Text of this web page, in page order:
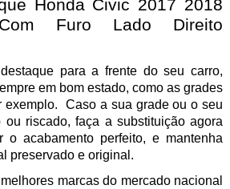
Honda Civic 2017 2018
Furo Lado Direito
para a frente do seu carro,
em bom estado, como as grades
exemplo. Caso a sua grade ou o seu
ou riscado, faça a substituição agora
acabamento perfeito, e mantenha
preservado e original.
marcas do mercado nacional